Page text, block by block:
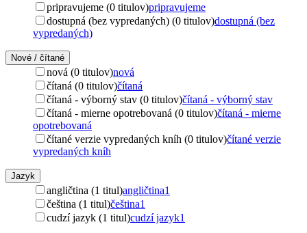
pripravujeme (0 titulov)pripravujeme
dostupná (bez vypredaných) (0 titulov)dostupná (bez
vypredaných)
Nové / čítané
nová (0 titulov)nová
čítaná (0 titulov)čítaná
čítaná - výborný stav (0 titulov)čítaná - výborný stav
čítaná - mierne opotrebovaná (0 titulov)čítaná - mierne
opotrebovaná
čítané verzie vypredaných kníh (0 titulov)čítané verzie
vypredaných kníh
Jazyk
angličtina (1 titul)angličtina1
čeština (1 titul)čeština1
cudzí jazyk (1 titul)cudzí jazyk1